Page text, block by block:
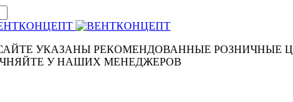
УКАЗАНЫ РЕКОМЕНДОВАННЫЕ РОЗНИЧНЫЕ
У НАШИХ МЕНЕДЖЕРОВ